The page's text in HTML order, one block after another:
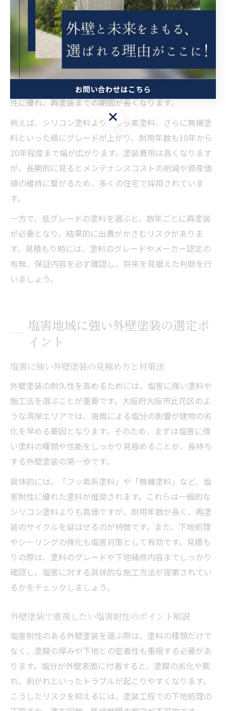
塗料のグレードが外壁塗装の寿命を左右する理由
外壁塗装の寿命を決定づける大きな要素が「塗料のグレ
ード」です。グレードとは、塗料の成分や配合比率、メ
ーカー独自の技術力などによって決まる品質の等級を指
します。高グレードの塗料ほど、耐久性・防汚性・耐候
性に優れ、再塗装までの期間が長くなります。
例えば、シリコン塗料よりもフッ素塗料、さらに無機塗
料といった順にグレードが上がり、耐用年数も10年から
20年程度まで幅が広がります。塗装費用は高くなります
が、長期的に見るとメンテナンスコストの削減や資産価
値の維持に繋がるため、多くの住宅で採用されていま
す。
一方で、低グレードの塗料を選ぶと、数年ごとに再塗装
が必要となり、結果的に出費がかさむリスクがありま
す。見積もり時には、塗料のグレードやメーカー認定の
有無、保証内容を必ず確認し、将来を見据えた判断を行
いましょう。
塩害地域に強い外壁塗装の選定ポ
イント
塩害に強い外壁塗装の見極め方と対策法
外壁塗装の耐久性を高めるためには、塩害に強い塗料や
施工法を選ぶことが重要です。大阪府大阪市此花区のよ
うな湾岸エリアでは、海風による塩分の影響が建物の劣
化を早める要因となります。そのため、まずは塩害に強
い塗料の種類や性能をしっかり見極めることが、長持ち
する外壁塗装の第一歩です。
具体的には、「フッ素系塗料」や「無機塗料」など、塩
害耐性に優れた塗料が推奨されます。これらは一般的な
シリコン塗料よりも高価ですが、耐用年数が長く、再塗
装のサイクルを延ばせるのが特徴です。また、下地処理
やシーリングの強化も塩害対策として有効です。見積も
りの際は、塗料のグレードや下地補修内容までしっかり
確認し、塩害に対する具体的な施工方法が提案されてい
るかをチェックしましょう。
外壁塗装で重視したい塩害耐性のポイント解説
塩害耐性のある外壁塗装を選ぶ際は、塗料の種類だけで
なく、塗膜の厚みや下地との密着性も重視する必要があ
ります。塩分が外壁表面に付着すると、塗膜の劣化や膨
れ、剥がれといったトラブルが起こりやすくなります。
こうしたリスクを抑えるには、塗装工程での下地処理の
お問い合わせはこちら
お問い合わせはこちら